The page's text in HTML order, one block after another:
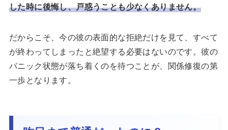
した時に後悔し、戸惑うことも少なくありません。
だからこそ、今の彼の表面的な拒絶だけを見て、すべて
が終わってしまったと絶望する必要はないのです。彼の
パニック状態が落ち着くのを待つことが、関係修復の第
一歩となります。